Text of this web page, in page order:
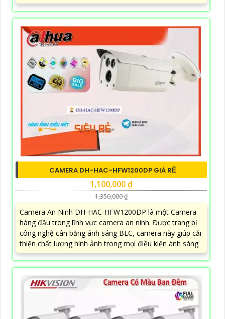
CAMERA DH-HAC-HFW1200DP GIÁ RẺ
1,100,000 ₫
1,350,000 ₫
Camera An Ninh DH-HAC-HFW1200DP là một Camera
hàng đầu trong lĩnh vực camera an ninh. Được trang bị
công nghệ cân bằng ánh sáng BLC, camera này giúp cải
thiện chất lượng hình ảnh trong mọi điều kiện ánh sáng